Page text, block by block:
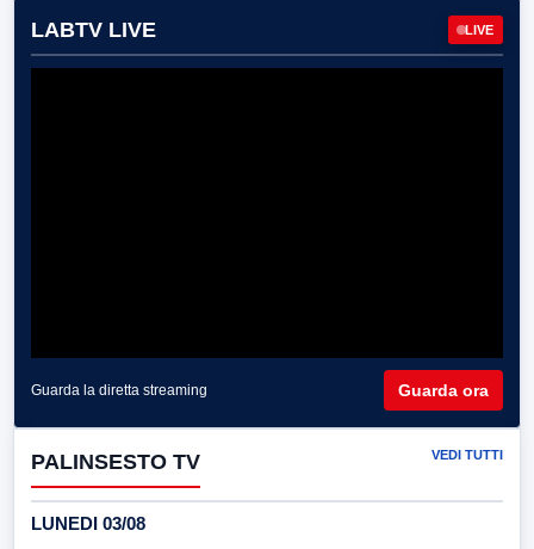
LABTV LIVE LIVE
Guarda la diretta streaming Guarda ora
PALINSESTO TV VEDI TUTTI
LUNEDI 03/08